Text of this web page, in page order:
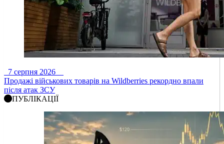
7 серпня 2026
Продажі військових товарів на Wildberries рекордно впали
після атак ЗСУ
ПУБЛІКАЦІЇ